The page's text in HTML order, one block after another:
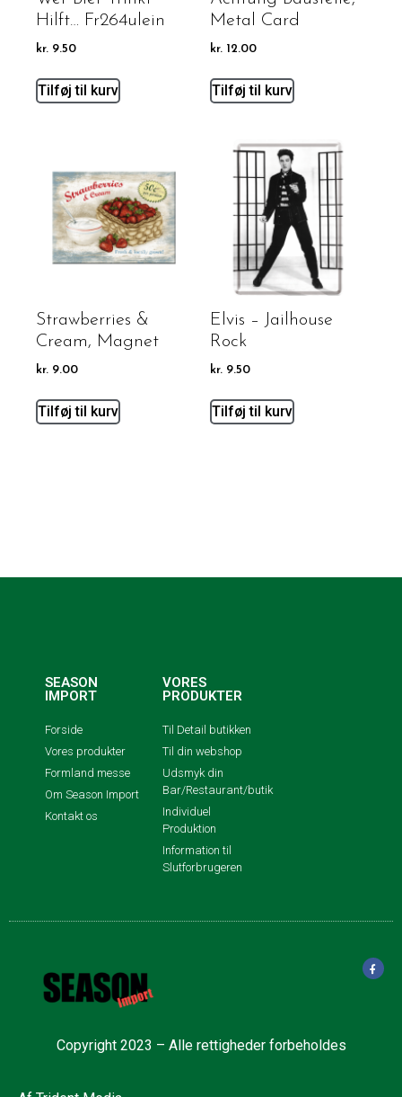
Hilft… Fr264ulein
kr. 9.50
Tilføj til kurv
Metal Card
kr. 12.00
Tilføj til kurv
Strawberries &
Cream, Magnet
kr. 9.00
Tilføj til kurv
Elvis – Jailhouse
Rock
kr. 9.50
Tilføj til kurv
SEASON
IMPORT
Forside
Vores produkter
Formland messe
Om Season Import
Kontakt os
VORES
PRODUKTER
Til Detail butikken
Til din webshop
Udsmyk din
Bar/Restaurant/butik
Individuel
Produktion
Information til
Slutforbrugeren
Copyright 2023 – Alle rettigheder forbeholdes